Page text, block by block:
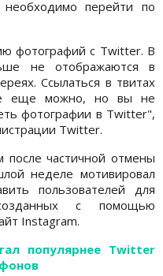
необходимо перейти по
фотографий с Twitter. В
не отображаются в
Ссылаться в твитах
еще можно, но вы не
фотографии в Twitter",
Twitter.
после частичной отмены
неделе мотивировал
пользователей для
с помощью
Instagram.
популярнее Twitter